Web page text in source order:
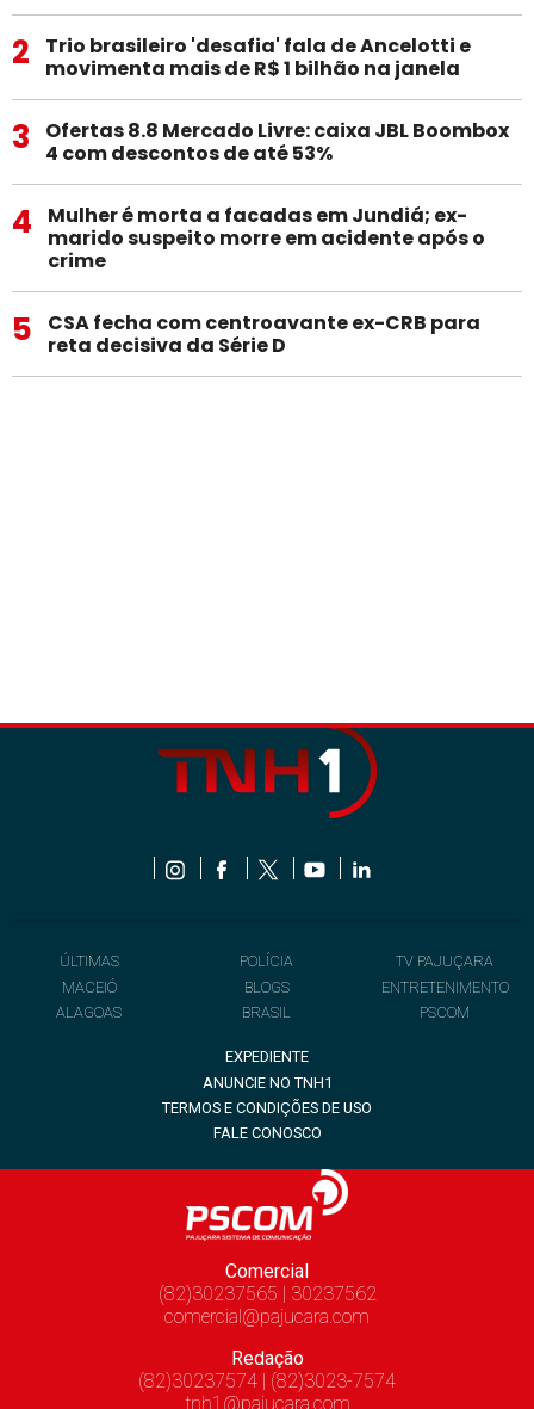
2
Trio brasileiro 'desafia' fala de Ancelotti e
movimenta mais de R$ 1 bilhão na janela
3
Ofertas 8.8 Mercado Livre: caixa JBL Boombox
4 com descontos de até 53%
4
Mulher é morta a facadas em Jundiá; ex-
marido suspeito morre em acidente após o
crime
5
CSA fecha com centroavante ex-CRB para
reta decisiva da Série D
ÚLTIMAS
MACEIÓ
ALAGOAS
POLÍCIA
BLOGS
BRASIL
TV PAJUÇARA
ENTRETENIMENTO
PSCOM
EXPEDIENTE
ANUNCIE NO TNH1
TERMOS E CONDIÇÕES DE USO
FALE CONOSCO
Comercial
(82)30237565 | 30237562
comercial@pajucara.com
Redação
(82)30237574 | (82)3023-7574
tnh1@pajucara.com